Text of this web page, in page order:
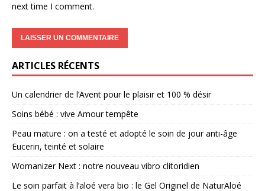
next time I comment.
ARTICLES RÉCENTS
Un calendrier de l’Avent pour le plaisir et 100 % désir
Soins bébé : vive Amour tempête
Peau mature : on a testé et adopté le soin de jour anti-âge
Eucerin, teinté et solaire
Womanizer Next : notre nouveau vibro clitoridien
Le soin parfait à l’aloé vera bio : le Gel Originel de NaturAloé